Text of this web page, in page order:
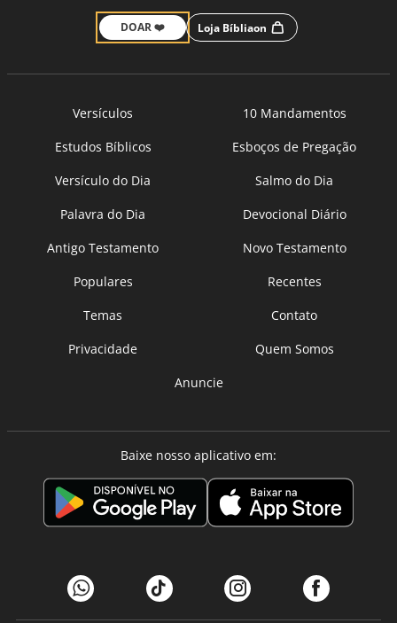
DOAR ❤️ Loja Bíbliaon
Versículos
10 Mandamentos
Estudos Bíblicos
Esboços de Pregação
Versículo do Dia
Salmo do Dia
Palavra do Dia
Devocional Diário
Antigo Testamento
Novo Testamento
Populares
Recentes
Temas
Contato
Privacidade
Quem Somos
Anuncie
Baixe nosso aplicativo em: